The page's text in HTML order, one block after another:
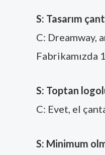
S: Tasarım
C: Dreamway,
Fabrikamızda
S: Toptan
C: Evet, el
S: Minimum